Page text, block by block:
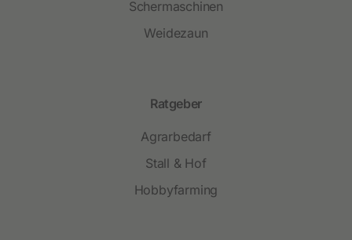
Schermaschinen
Weidezaun
Ratgeber
Agrarbedarf
Stall & Hof
Hobbyfarming